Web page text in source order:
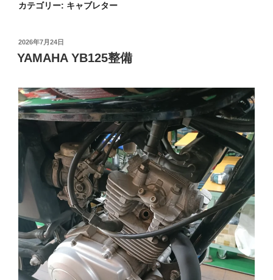
カテゴリー: キャブレター
投
稿
日:
2026年7月24日
YAMAHA YB125整備